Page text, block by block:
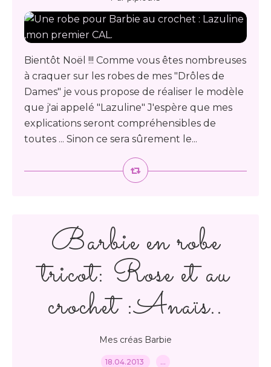
Bientôt Noël !!! Comme vous êtes nombreuses
à craquer sur les robes de mes "Drôles de
Dames" je vous propose de réaliser le modèle
que j'ai appelé "Lazuline" J'espère que mes
explications seront compréhensibles de
toutes ... Sinon ce sera sûrement le...
Barbie en robe
tricot: Rose et au
crochet :Anaïs..
Mes créas Barbie
18.04.2013 …